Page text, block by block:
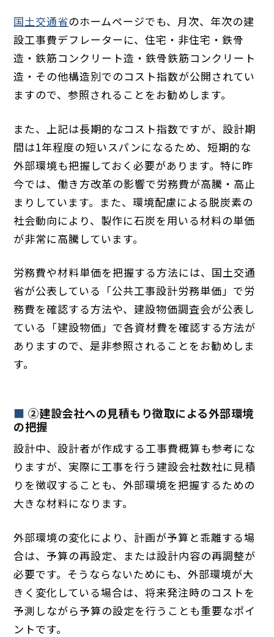
国土交通省のホームページでも、月次、年次の建
設工事費デフレーターに、住宅・非住宅・鉄骨
造・鉄筋コンクリート造・鉄骨鉄筋コンクリート
造・その他構造別でのコスト指数が公開されてい
ますので、参照されることをお勧めします。
また、上記は長期的なコスト指数ですが、設計期
間は1年程度の短いスパンになるため、短期的な
外部環境も把握しておく必要があります。特に昨
今では、働き方改革の影響で労務費が高騰・高止
まりしています。また、環境配慮による脱炭素の
社会動向により、製作に石炭を用いる材料の単価
が非常に高騰しています。
労務費や材料単価を把握する方法には、国土交通
省が公表している「公共工事設計労務単価」で労
務費を確認する方法や、建設物価調査会が公表し
ている「建設物価」で各資材費を確認する方法が
ありますので、是非参照されることをお勧めしま
す。
②建設会社への見積もり徴取による外部環境
の把握
設計中、設計者が作成する工事費概算も参考にな
りますが、実際に工事を行う建設会社数社に見積
りを徴収することも、外部環境を把握するための
大きな材料になります。
外部環境の変化により、計画が予算と乖離する場
合は、予算の再設定、または設計内容の再調整が
必要です。そうならないためにも、外部環境が大
きく変化している場合は、将来発注時のコストを
予測しながら予算の設定を行うことも重要なポイ
ントです。